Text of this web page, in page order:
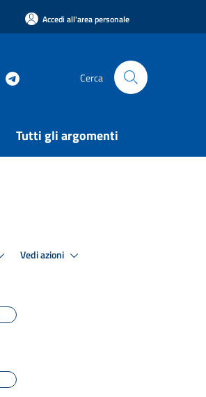
Accedi all'area personale
Cerca
Tutti gli argomenti
Vedi azioni